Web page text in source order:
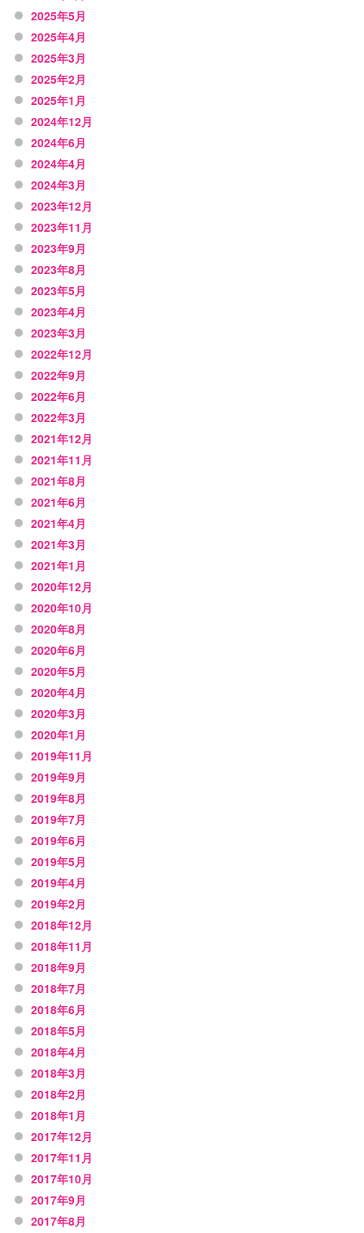
2025年5月
2025年4月
2025年3月
2025年2月
2025年1月
2024年12月
2024年6月
2024年4月
2024年3月
2023年12月
2023年11月
2023年9月
2023年8月
2023年5月
2023年4月
2023年3月
2022年12月
2022年9月
2022年6月
2022年3月
2021年12月
2021年11月
2021年8月
2021年6月
2021年4月
2021年3月
2021年1月
2020年12月
2020年10月
2020年8月
2020年6月
2020年5月
2020年4月
2020年3月
2020年1月
2019年11月
2019年9月
2019年8月
2019年7月
2019年6月
2019年5月
2019年4月
2019年2月
2018年12月
2018年11月
2018年9月
2018年7月
2018年6月
2018年5月
2018年4月
2018年3月
2018年2月
2018年1月
2017年12月
2017年11月
2017年10月
2017年9月
2017年8月